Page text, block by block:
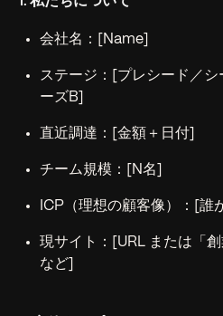
会社名：[Name]
ステージ：[プレシード／シ
ーズB]
直近調達：[金額＋日付]
チーム規模：[N名]
ICP（理想の顧客像）：[誰
現サイト：[URL または「
など]